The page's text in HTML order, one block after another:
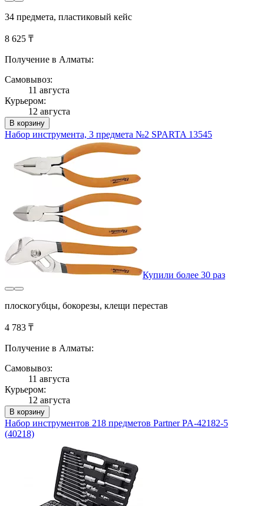
34 предмета, пластиковый кейс
8 625 ₸
Получение в Алматы:
Самовывоз:
11 августа
Курьером:
12 августа
В корзину
Набор инструмента, 3 предмета №2 SPARTA 13545
Купили более 30 раз
плоскогубцы, бокорезы, клещи перестав
4 783 ₸
Получение в Алматы:
Самовывоз:
11 августа
Курьером:
12 августа
В корзину
Набор инструментов 218 предметов Partner PA-42182-5
(40218)